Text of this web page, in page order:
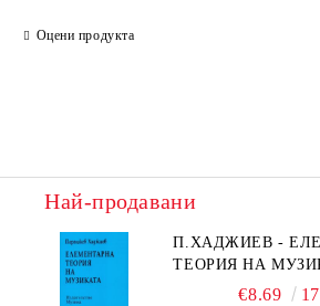
Оцени продукта
Най-продавани
П.ХАДЖИЕВ -
ТЕОРИЯ НА
€8.69